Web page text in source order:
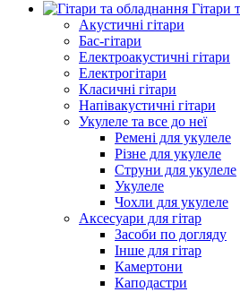
Гітари
Акустичні гітари
Бас-гітари
Електроакустичні гітари
Електрогітари
Класичні гітари
Напівакустичні гітари
Укулеле та все до неї
Ремені для укулеле
Різне для укулеле
Струни для укулеле
Укулеле
Чохли для укулеле
Аксесуари для гітар
Засоби по догляду
Інше для гітар
Камертони
Каподастри